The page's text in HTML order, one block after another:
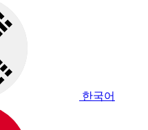
한국어